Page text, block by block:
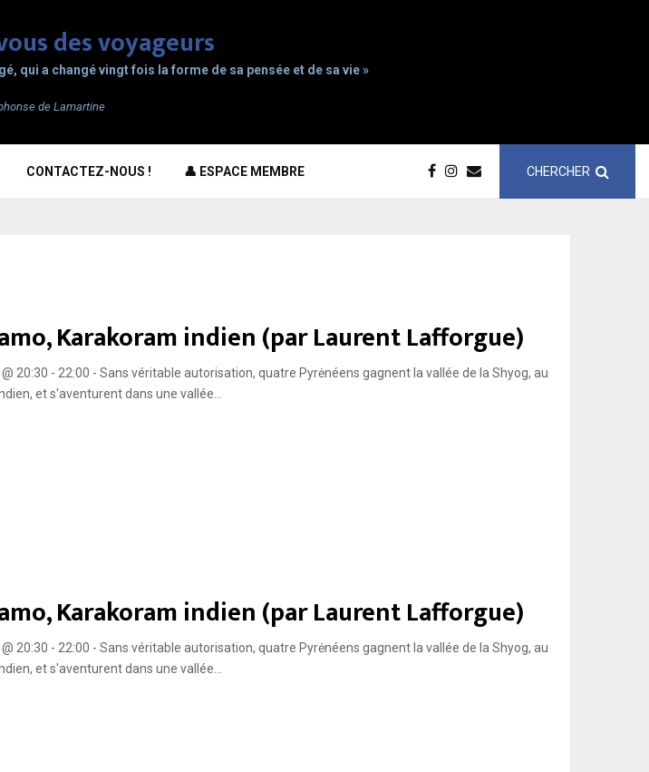
qui a changé vingt fois la forme de sa pensée et de sa vie »
de Lamartine
CONTACTEZ-NOUS ! 👤 ESPACE MEMBRE CHERCHER
Karakoram indien (par Laurent Lafforgue)
20:30 - 22:00 - Sans véritable autorisation, quatre Pyrėnéens gagnent la vallée de la Shyog, au
et s'aventurent dans une vallée...
Karakoram indien (par Laurent Lafforgue)
20:30 - 22:00 - Sans véritable autorisation, quatre Pyrėnéens gagnent la vallée de la Shyog, au
et s'aventurent dans une vallée...